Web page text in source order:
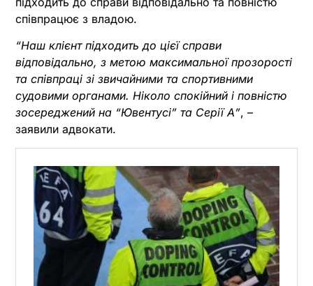
співпрацює з владою.
“Наш клієнт підходить до цієї справи
відповідально, з метою максимальної прозорості
та співпраці зі звичайними та спортивними
судовими органами. Ніколо спокійний і повністю
зосереджений на “Ювентусі” та Серії А”, –
заявили адвокати.